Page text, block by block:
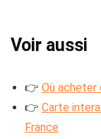
Voir aussi
👉 Où acheter
👉 Carte
France